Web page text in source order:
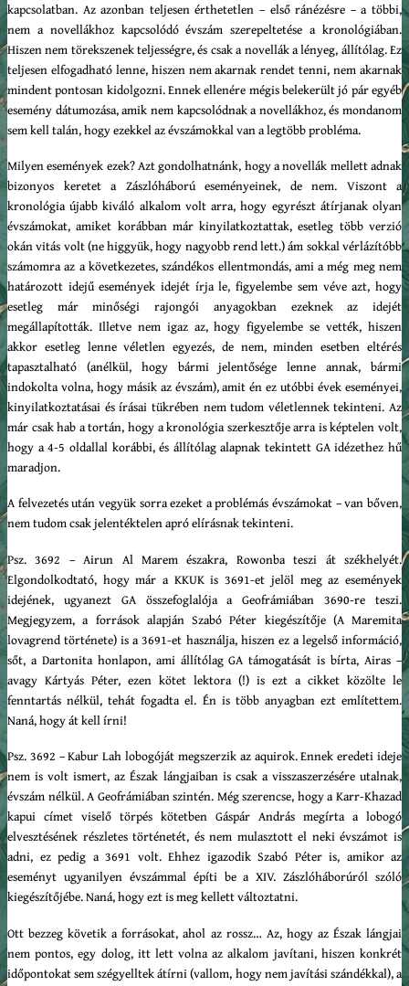
kapcsolatban. Az azonban teljesen érthetetlen – első ránézésre – a többi,
nem a novellákhoz kapcsolódó évszám szerepeltetése a kronológiában.
Hiszen nem törekszenek teljességre, és csak a novellák a lényeg, állítólag. Ez
teljesen elfogadható lenne, hiszen nem akarnak rendet tenni, nem akarnak
mindent pontosan kidolgozni. Ennek ellenére mégis belekerült jó pár egyéb
esemény dátumozása, amik nem kapcsolódnak a novellákhoz, és mondanom
sem kell talán, hogy ezekkel az évszámokkal van a legtöbb probléma.
Milyen események ezek? Azt gondolhatnánk, hogy a novellák mellett adnak
bizonyos keretet a Zászlóháború eseményeinek, de nem. Viszont a
kronológia újabb kiváló alkalom volt arra, hogy egyrészt átírjanak olyan
évszámokat, amiket korábban már kinyilatkoztattak, esetleg több verzió
okán vitás volt (ne higgyük, hogy nagyobb rend lett.) ám sokkal vérlázítóbb
számomra az a következetes, szándékos ellentmondás, ami a még meg nem
határozott idejű események idejét írja le, figyelembe sem véve azt, hogy
esetleg már minőségi rajongói anyagokban ezeknek az idejét
megállapították. Illetve nem igaz az, hogy figyelembe se vették, hiszen
akkor esetleg lenne véletlen egyezés, de nem, minden esetben eltérés
tapasztalható (anélkül, hogy bármi jelentősége lenne annak, bármi
indokolta volna, hogy másik az évszám), amit én ez utóbbi évek eseményei,
kinyilatkoztatásai és írásai tükrében nem tudom véletlennek tekinteni. Az
már csak hab a tortán, hogy a kronológia szerkesztője arra is képtelen volt,
hogy a 4-5 oldallal korábbi, és állítólag alapnak tekintett GA idézethez hű
maradjon.
A felvezetés után vegyük sorra ezeket a problémás évszámokat – van bőven,
nem tudom csak jelentéktelen apró elírásnak tekinteni.
Psz. 3692 – Airun Al Marem északra, Rowonba teszi át székhelyét.
Elgondolkodtató, hogy már a KKUK is 3691-et jelöl meg az események
idejének, ugyanezt GA összefoglalója a Geofrámiában 3690-re teszi.
Megjegyzem, a források alapján Szabó Péter kiegészítője (A Maremita
lovagrend története) is a 3691-et használja, hiszen ez a legelső információ,
sőt, a Dartonita honlapon, ami állítólag GA támogatását is bírta, Airas –
avagy Kártyás Péter, ezen kötet lektora (!) is ezt a cikket közölte le
fenntartás nélkül, tehát fogadta el. Én is több anyagban ezt említettem.
Naná, hogy át kell írni!
Psz. 3692 – Kabur Lah lobogóját megszerzik az aquirok. Ennek eredeti ideje
nem is volt ismert, az Észak lángjaiban is csak a visszaszerzésére utalnak,
évszám nélkül. A Geofrámiában szintén. Még szerencse, hogy a Karr-Khazad
kapui címet viselő törpés kötetben Gáspár András megírta a lobogó
elvesztésének részletes történetét, és nem mulasztott el neki évszámot is
adni, ez pedig a 3691 volt. Ehhez igazodik Szabó Péter is, amikor az
eseményt ugyanilyen évszámmal építi be a XIV. Zászlóháborúról szóló
kiegészítőjébe. Naná, hogy ezt is meg kellett változtatni.
Ott bezzeg követik a forrásokat, ahol az rossz… Az, hogy az Észak lángjai
nem pontos, egy dolog, itt lett volna az alkalom javítani, hiszen konkrét
időpontokat sem szégyelltek átírni (vallom, hogy nem javítási szándékkal), a